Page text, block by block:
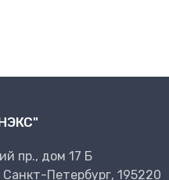
пр., дом 17 Б
Санкт-Петербург, 195220